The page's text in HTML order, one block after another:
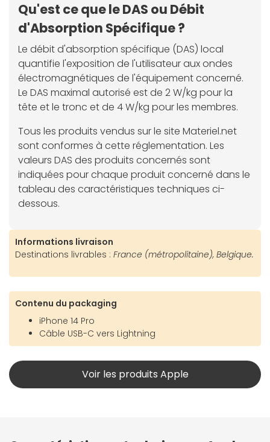
Qu'est ce que le DAS ou Débit
d'Absorption Spécifique ?
Le débit d'absorption spécifique (DAS) local
quantifie l'exposition de l'utilisateur aux ondes
électromagnétiques de l'équipement concerné.
Le DAS maximal autorisé est de 2 W/kg pour la
tête et le tronc et de 4 W/kg pour les membres.
Tous les produits vendus sur le site Materiel.net
sont conformes à cette réglementation. Les
valeurs DAS des produits concernés sont
indiquées pour chaque produit concerné dans le
tableau des caractéristiques techniques ci-
dessous.
Informations livraison
Destinations livrables : France (métropolitaine), Belgique.
Contenu du packaging
iPhone 14 Pro
Câble USB-C vers Lightning
Voir les produits Apple